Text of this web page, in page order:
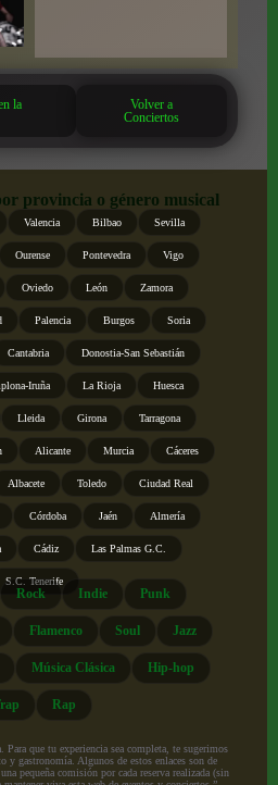
la
Volver a
Conciertos
provincia o género musical
Valencia Bilbao Sevilla
Ourense Pontevedra Vigo
Oviedo León Zamora
Palencia Burgos Soria
Cantabria Donostia-San Sebastián
Iruña La Rioja Huesca
Lleida Girona Tarragona
Alicante Murcia Cáceres
Albacete Toledo Ciudad Real
Córdoba Jaén Almería
Cádiz Las Palmas G.C.
S.C. Tenerife
Rock Indie Punk
Flamenco Soul Jazz
Música Clásica Hip-hop
Rap
Para que tu experiencia sea completa, te sugerimos
y gastronomía. Algunos de estos enlaces son de
pequeña comisión por cada reserva realizada (sin